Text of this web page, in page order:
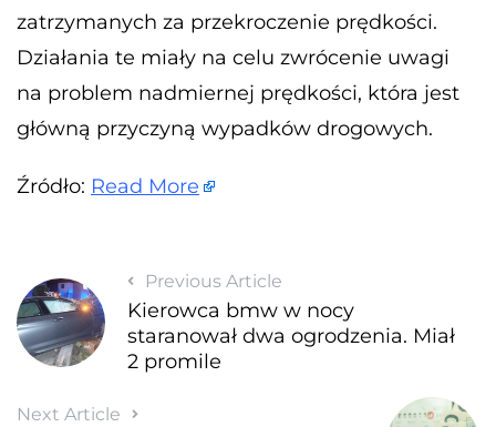
zatrzymanych za przekroczenie prędkości.
Działania te miały na celu zwrócenie uwagi
na problem nadmiernej prędkości, która jest
główną przyczyną wypadków drogowych.
Źródło: Read More
Previous Article
Kierowca bmw w nocy
staranował dwa ogrodzenia. Miał
2 promile
Next Article